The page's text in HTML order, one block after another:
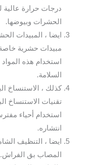
درجات حرارة عالية
الحشرات وبيوضها.
ايضا ، المبيدات
مبيدات حشرية
استخدام هذه المواد
السلامة.
كذلك ، الاستنساخ
تقنيات الاستنساخ
استخدام أحياء
انتشاره.
ايضا ، التنظيف
المصاب بق